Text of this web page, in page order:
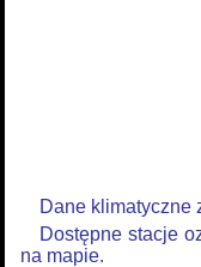
Dane klimatyczne
Dostępne stacje
na mapie.